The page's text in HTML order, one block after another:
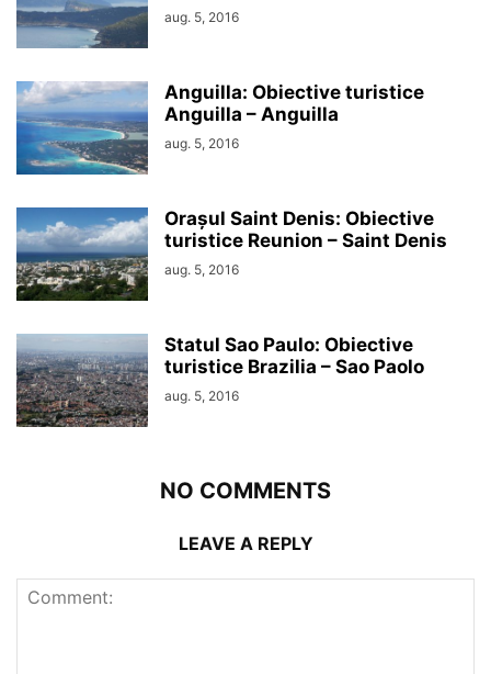
aug. 5, 2016
Anguilla: Obiective turistice
Anguilla – Anguilla
aug. 5, 2016
Orașul Saint Denis: Obiective
turistice Reunion – Saint Denis
aug. 5, 2016
Statul Sao Paulo: Obiective
turistice Brazilia – Sao Paolo
aug. 5, 2016
NO COMMENTS
LEAVE A REPLY